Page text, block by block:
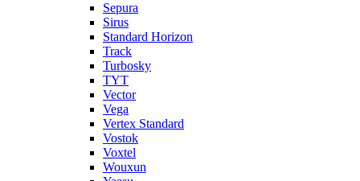
Sepura
Sirus
Standard Horizon
Track
Turbosky
TYT
Vector
Vega
Vertex Standard
Vostok
Voxtel
Wouxun